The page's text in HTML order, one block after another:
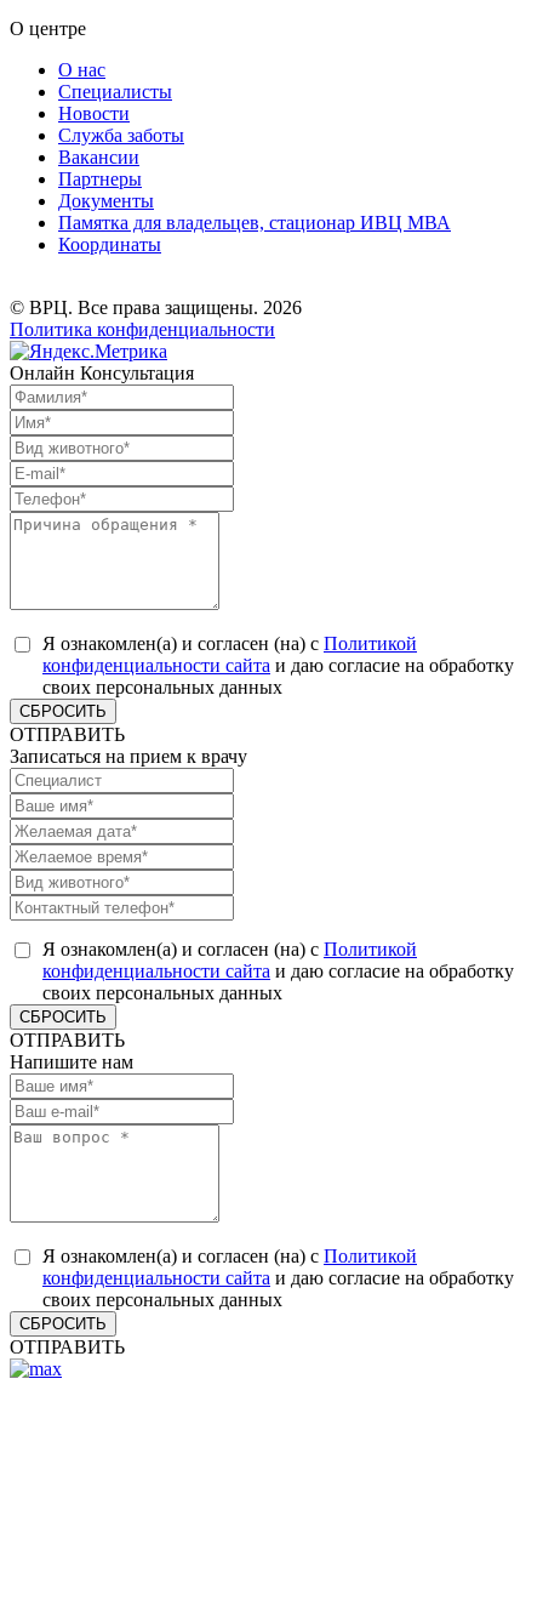
О центре
О нас
Специалисты
Новости
Служба заботы
Вакансии
Партнеры
Документы
Памятка для владельцев, стационар ИВЦ МВА
Координаты
© ВРЦ. Все права защищены. 2026
Политика конфиденциальности
Онлайн Консультация
Я ознакомлен(а) и согласен (на) с Политикой
конфиденциальности сайта и даю согласие на обработку
своих персональных данных
СБРОСИТЬ
ОТПРАВИТЬ
Записаться на прием к врачу
Я ознакомлен(а) и согласен (на) с Политикой
конфиденциальности сайта и даю согласие на обработку
своих персональных данных
СБРОСИТЬ
ОТПРАВИТЬ
Напишите нам
Я ознакомлен(а) и согласен (на) с Политикой
конфиденциальности сайта и даю согласие на обработку
своих персональных данных
СБРОСИТЬ
ОТПРАВИТЬ